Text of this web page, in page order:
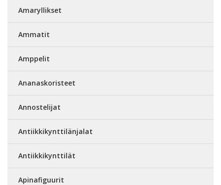
Amaryllikset
Ammatit
Amppelit
Ananaskoristeet
Annostelijat
Antiikkikynttilänjalat
Antiikkikynttilät
Apinafiguurit